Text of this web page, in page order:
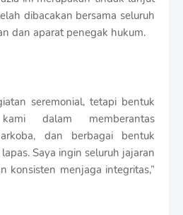
dibacakan bersama seluruh
dan aparat penegak hukum.
seremonial, tetapi bentuk
dalam memberantas
dan berbagai bentuk
Saya ingin seluruh jajaran
konsisten menjaga integritas,”